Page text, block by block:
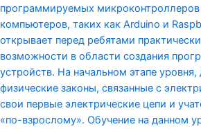
программируемых
компьютеров, таких как Arduino и
открывает перед ребятами
возможности в области создания
устройств. На начальном этапе уровня,
физические законы, связанные с
свои первые электрические цепи и
«по-взрослому». Обучение на данном